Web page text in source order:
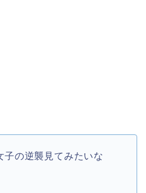
子の逆襲見てみたいな